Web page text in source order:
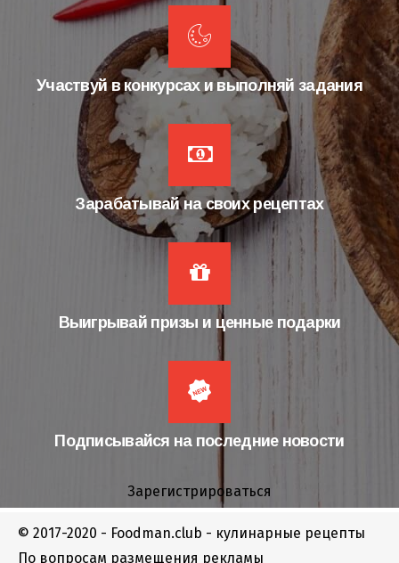
Участвуй в конкурсах и выполняй задания
Зарабатывай на своих рецептах
Выигрывай призы и ценные подарки
Подписывайся на последние новости
Зарегистрироваться
© 2017-2020 - Foodman.club - кулинарные рецепты
По вопросам размещения рекламы